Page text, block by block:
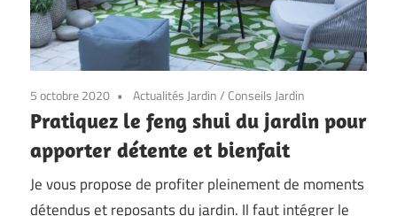
5 octobre 2020 Actualités Jardin/ Conseils Jardin
Pratiquez le feng shui du jardin pour
apporter détente et bienfait
Je vous propose de profiter pleinement de moments
détendus et reposants du jardin. Il faut intégrer le